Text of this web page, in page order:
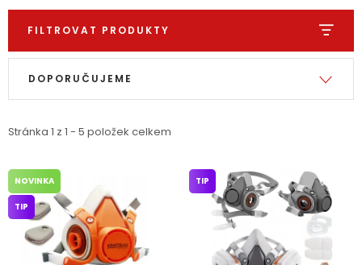
Fotovoltaika
Výprodej
Jaký je aktuální stav mé objednávky?
Velkoobchodní spolupráce (B2B) Prodejna nářadí
FILTROVAT PRODUKTY
Výpis produktů
Stránka 1 z 1 - 5 položek celkem
Řazení produktů
DOPORUČUJEME
NOVINKA
TIP
TIP